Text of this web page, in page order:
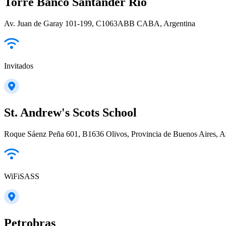
Av. Juan de Garay 101-199, C1063ABB CABA, Argentina
Invitados
St. Andrew's Scots School
Roque Sáenz Peña 601, B1636 Olivos, Provincia de Buenos Aires,
WiFiSASS
Petrobras